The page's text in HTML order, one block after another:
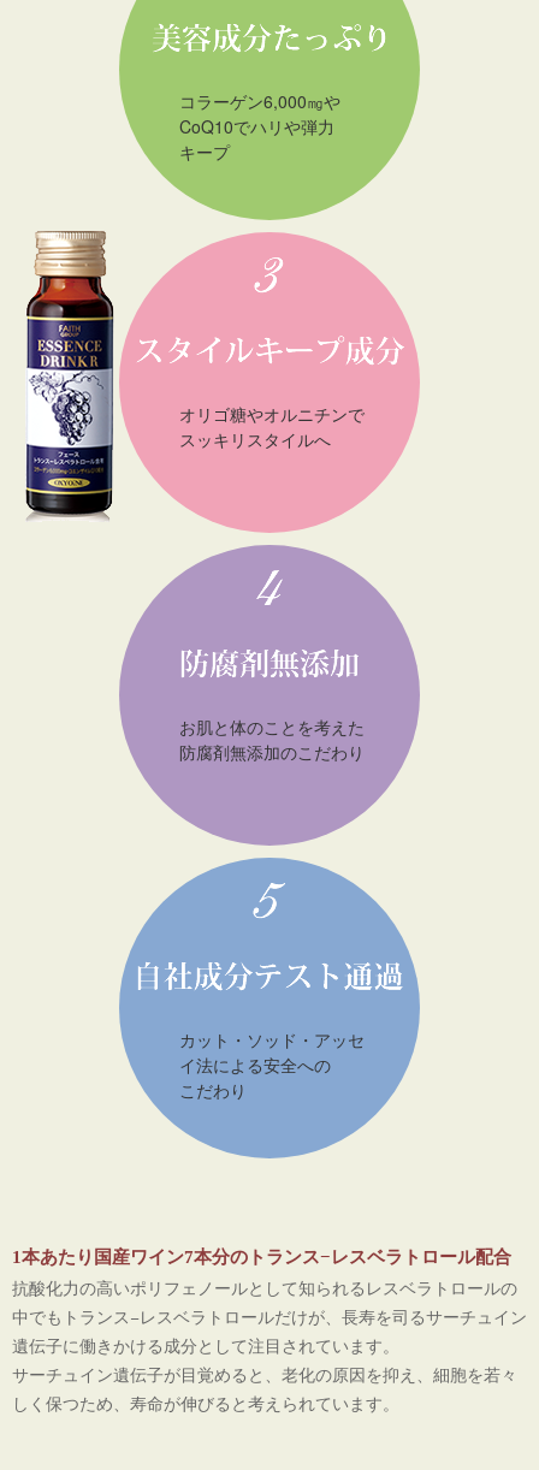
コラーゲン6,000㎎や
CoQ10でハリや弾力
キープ
オリゴ糖やオルニチンで
スッキリスタイルへ
お肌と体のことを考えた
防腐剤無添加のこだわり
カット・ソッド・アッセ
イ法による安全への
こだわり
1本あたり国産ワイン7本分のトランス−レスベラトロール配合
抗酸化力の高いポリフェノールとして知られるレスベラトロールの
中でもトランス−レスベラトロールだけが、長寿を司るサーチュイン
遺伝子に働きかける成分として注目されています。
サーチュイン遺伝子が目覚めると、老化の原因を抑え、細胞を若々
しく保つため、寿命が伸びると考えられています。